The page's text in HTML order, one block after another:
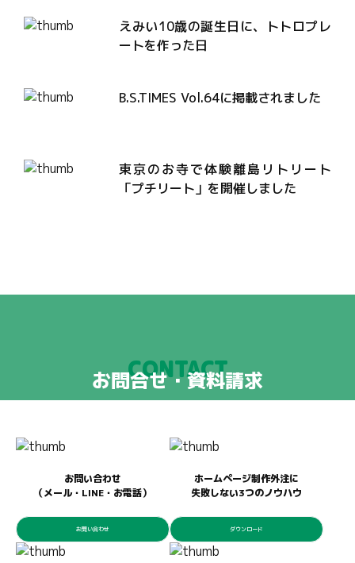
えみい10歳の誕生日に、トトロプレ
ートを作った日
B.S.TIMES Vol.64に掲載されました
東京のお寺で体験離島リトリート
「プチリート」を開催しました
CONTACT
お問合せ・資料請求
お問い合わせ
（メール・LINE・お電話）
お問い合わせ
ホームページ制作外注に
失敗しない3つのノウハウ
ダウンロード